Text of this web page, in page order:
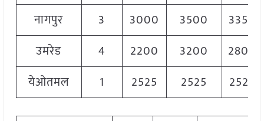
नागपुर
3 3000 3500
3350
उमरेड
4 2200 3200
2800
येओतमल
1 2525 2525 2525